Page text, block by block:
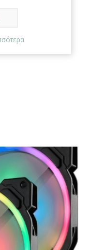
3 ΤΕΜΑΧΙΑ